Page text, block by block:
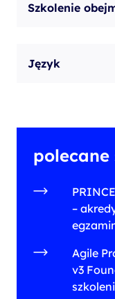
Szkolenie
Język
polecane
–
Agile
v3